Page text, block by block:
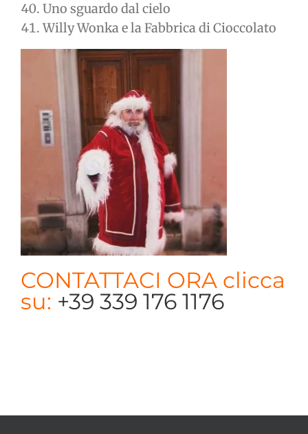
Uno sguardo dal cielo
Willy Wonka e la Fabbrica di Cioccolato
CONTATTACI ORA clicca
su: +39 339 176 1176